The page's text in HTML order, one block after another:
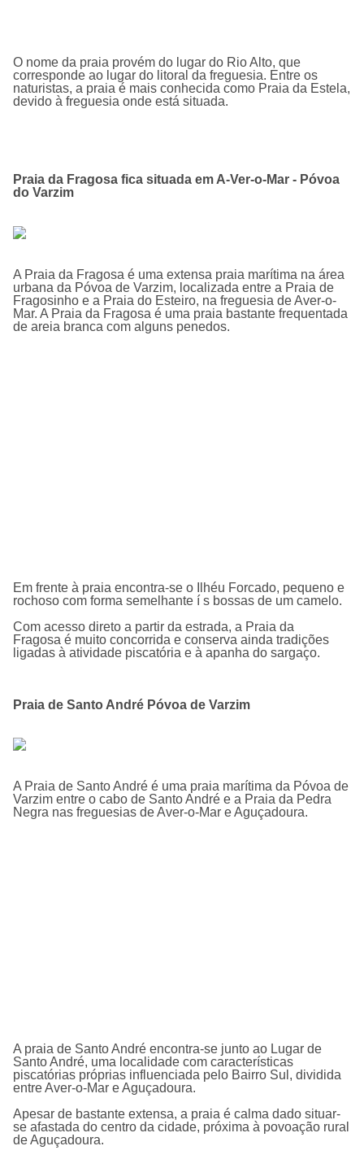
O nome da praia provém do lugar do Rio Alto, que
corresponde ao lugar do litoral da freguesia. Entre os
naturistas, a praia é mais conhecida como Praia da Estela,
devido à freguesia onde está situada.
Praia da Fragosa fica situada em A-Ver-o-Mar - Póvoa
do Varzim
A Praia da Fragosa é uma extensa praia marí­tima na área
urbana da Póvoa de Varzim, localizada entre a Praia de
Fragosinho e a Praia do Esteiro, na freguesia de Aver-o-
Mar. A Praia da Fragosa é uma praia bastante frequentada
de areia branca com alguns penedos.
Em frente à praia encontra-se o Ilhéu Forcado, pequeno e
rochoso com forma semelhante í s bossas de um camelo.
Com acesso direto a partir da estrada, a Praia da
Fragosa é muito concorrida e conserva ainda tradições
ligadas à atividade piscatória e à apanha do sargaço.
Praia de Santo André Póvoa de Varzim
A Praia de Santo André é uma praia marí­tima da Póvoa de
Varzim entre o cabo de Santo André e a Praia da Pedra
Negra nas freguesias de Aver-o-Mar e Aguçadoura.
A praia de Santo André encontra-se junto ao Lugar de
Santo André, uma localidade com caracterí­sticas
piscatórias próprias influenciada pelo Bairro Sul, dividida
entre Aver-o-Mar e Aguçadoura.
Apesar de bastante extensa, a praia é calma dado situar-
se afastada do centro da cidade, próxima à povoação rural
de Aguçadoura.